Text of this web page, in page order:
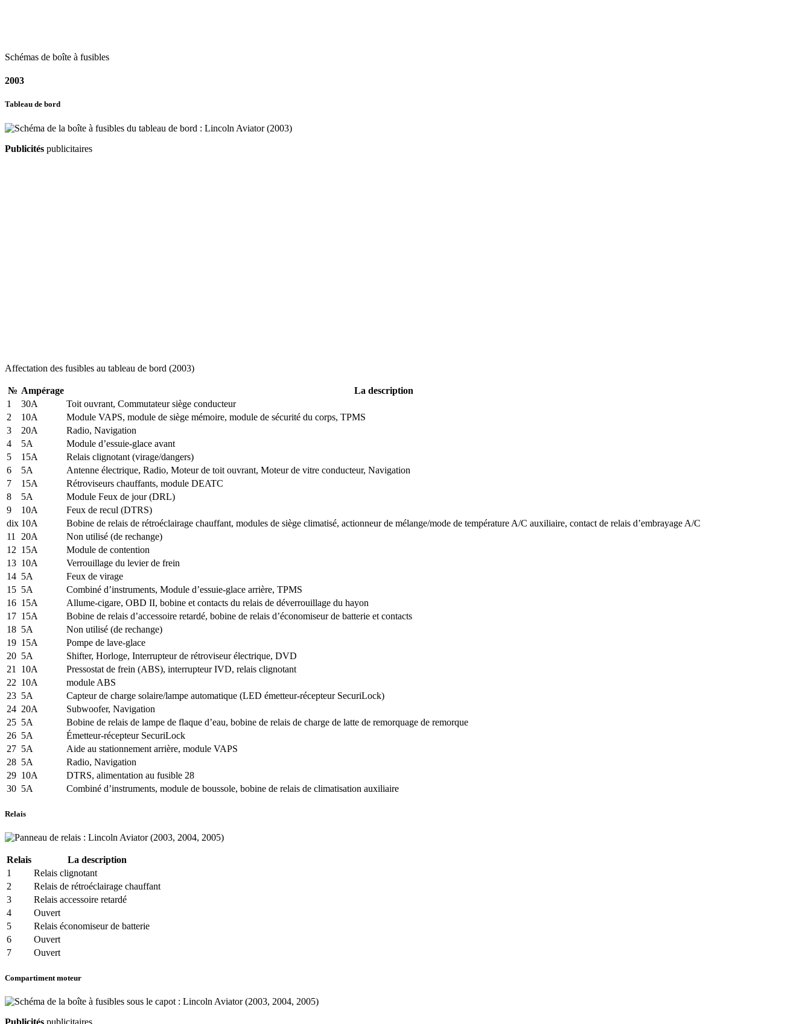
Schémas de boîte à fusibles
2003
Tableau de bord
Publicités publicitaires
Affectation des fusibles au tableau de bord (2003)
№ Ampérage
La description
1
30A
Toit ouvrant, Commutateur siège conducteur
2
10A
Module VAPS, module de siège mémoire, module de sécurité du corps, TPMS
3
20A
Radio, Navigation
4
5A
Module d’essuie-glace avant
5
15A
Relais clignotant (virage/dangers)
6
5A
Antenne électrique, Radio, Moteur de toit ouvrant, Moteur de vitre conducteur, Navigation
7
15A
Rétroviseurs chauffants, module DEATC
8
5A
Module Feux de jour (DRL)
9
10A
Feux de recul (DTRS)
dix 10A
Bobine de relais de rétroéclairage chauffant, modules de siège climatisé, actionneur de mélange/mode de température A/C auxiliaire, contact de relais d’embrayage A/C
11
20A
Non utilisé (de rechange)
12 15A
Module de contention
13 10A
Verrouillage du levier de frein
14 5A
Feux de virage
15 5A
Combiné d’instruments, Module d’essuie-glace arrière, TPMS
16 15A
Allume-cigare, OBD II, bobine et contacts du relais de déverrouillage du hayon
17 15A
Bobine de relais d’accessoire retardé, bobine de relais d’économiseur de batterie et contacts
18 5A
Non utilisé (de rechange)
19 15A
Pompe de lave-glace
20 5A
Shifter, Horloge, Interrupteur de rétroviseur électrique, DVD
21
10A
Pressostat de frein (ABS), interrupteur IVD, relais clignotant
22 10A
module ABS
23 5A
Capteur de charge solaire/lampe automatique (LED émetteur-récepteur SecuriLock)
24 20A
Subwoofer, Navigation
25 5A
Bobine de relais de lampe de flaque d’eau, bobine de relais de charge de latte de remorquage de remorque
26 5A
Émetteur-récepteur SecuriLock
27 5A
Aide au stationnement arrière, module VAPS
28 5A
Radio, Navigation
29 10A
DTRS, alimentation au fusible 28
30 5A Combiné d’instruments, module de boussole, bobine de relais de climatisation auxiliaire
Relais
Relais
La description
1
Relais clignotant
2
Relais de rétroéclairage chauffant
3
Relais accessoire retardé
4
Ouvert
5
Relais économiseur de batterie
6
Ouvert
7
Ouvert
Compartiment moteur